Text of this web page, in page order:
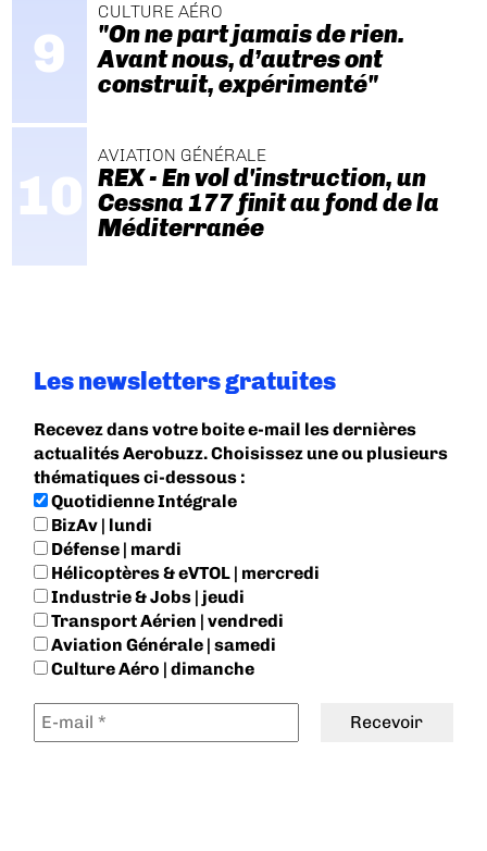
CULTURE AÉRO
"On ne part jamais de rien.
Avant nous, d’autres ont
construit, expérimenté"
AVIATION GÉNÉRALE
REX - En vol d'instruction, un
Cessna 177 finit au fond de la
Méditerranée
Les newsletters gratuites
Recevez dans votre boite e-mail les dernières
actualités Aerobuzz. Choisissez une ou plusieurs
thématiques ci-dessous :
Quotidienne Intégrale
BizAv | lundi
Défense | mardi
Hélicoptères & eVTOL | mercredi
Industrie & Jobs | jeudi
Transport Aérien | vendredi
Aviation Générale | samedi
Culture Aéro | dimanche